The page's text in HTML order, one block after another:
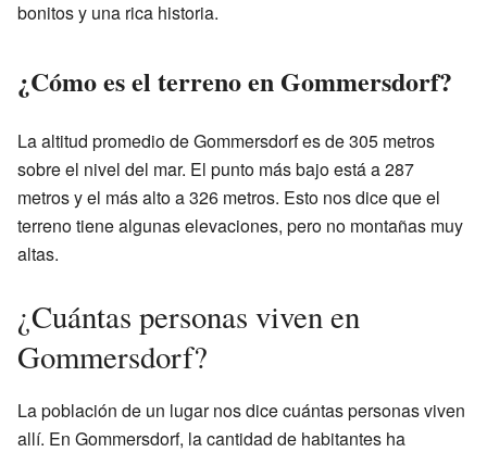
bonitos y una rica historia.
¿Cómo es el terreno en Gommersdorf?
La altitud promedio de Gommersdorf es de 305 metros
sobre el nivel del mar. El punto más bajo está a 287
metros y el más alto a 326 metros. Esto nos dice que el
terreno tiene algunas elevaciones, pero no montañas muy
altas.
¿Cuántas personas viven en
Gommersdorf?
La población de un lugar nos dice cuántas personas viven
allí. En Gommersdorf, la cantidad de habitantes ha